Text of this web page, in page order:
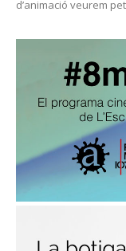
d’animació veurem